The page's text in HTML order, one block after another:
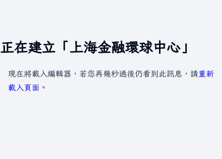
正在建立「上海金融環球中心」
現在將載入編輯器，若您再幾秒過後仍看到此訊息，請重新
載入頁面 。